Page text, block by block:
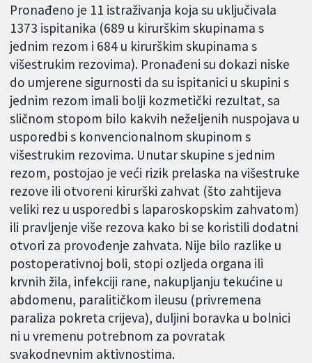
Pronađeno je 11 istraživanja koja su uključivala
1373 ispitanika (689 u kirurškim skupinama s
jednim rezom i 684 u kirurškim skupinama s
višestrukim rezovima). Pronađeni su dokazi niske
do umjerene sigurnosti da su ispitanici u skupini s
jednim rezom imali bolji kozmetički rezultat, sa
sličnom stopom bilo kakvih neželjenih nuspojava u
usporedbi s konvencionalnom skupinom s
višestrukim rezovima. Unutar skupine s jednim
rezom, postojao je veći rizik prelaska na višestruke
rezove ili otvoreni kirurški zahvat (što zahtijeva
veliki rez u usporedbi s laparoskopskim zahvatom)
ili pravljenje više rezova kako bi se koristili dodatni
otvori za provođenje zahvata. Nije bilo razlike u
postoperativnoj boli, stopi ozljeda organa ili
krvnih žila, infekciji rane, nakupljanju tekućine u
abdomenu, paralitičkom ileusu (privremena
paraliza pokreta crijeva), duljini boravka u bolnici
ni u vremenu potrebnom za povratak
svakodnevnim aktivnostima.